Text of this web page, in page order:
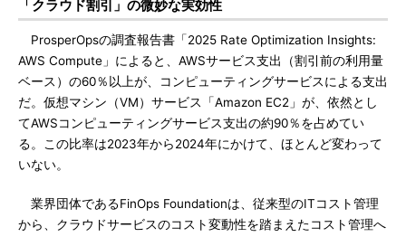
「クラウド割引」の微妙な実効性
ProsperOpsの調査報告書「2025 Rate Optimization Insights:
AWS Compute」によると、AWSサービス支出（割引前の利用量
ベース）の60％以上が、コンピューティングサービスによる支出
だ。仮想マシン（VM）サービス「Amazon EC2」が、依然とし
てAWSコンピューティングサービス支出の約90％を占めてい
る。この比率は2023年から2024年にかけて、ほとんど変わって
いない。
業界団体であるFinOps Foundationは、従来型のITコスト管理
から、クラウドサービスのコスト変動性を踏まえたコスト管理へ